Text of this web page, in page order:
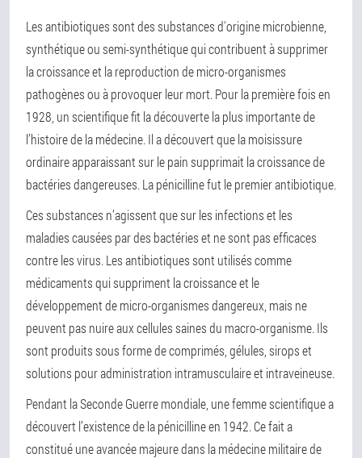
Les antibiotiques sont des substances d'origine microbienne,
synthétique ou semi-synthétique qui contribuent à supprimer
la croissance et la reproduction de micro-organismes
pathogènes ou à provoquer leur mort. Pour la première fois en
1928, un scientifique fit la découverte la plus importante de
l’histoire de la médecine. Il a découvert que la moisissure
ordinaire apparaissant sur le pain supprimait la croissance de
bactéries dangereuses. La pénicilline fut le premier antibiotique.
Ces substances n’agissent que sur les infections et les
maladies causées par des bactéries et ne sont pas efficaces
contre les virus. Les antibiotiques sont utilisés comme
médicaments qui suppriment la croissance et le
développement de micro-organismes dangereux, mais ne
peuvent pas nuire aux cellules saines du macro-organisme. Ils
sont produits sous forme de comprimés, gélules, sirops et
solutions pour administration intramusculaire et intraveineuse.
Pendant la Seconde Guerre mondiale, une femme scientifique a
découvert l’existence de la pénicilline en 1942. Ce fait a
constitué une avancée majeure dans la médecine militaire de